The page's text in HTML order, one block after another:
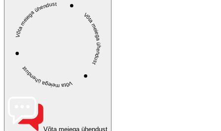
Võta meiega ühendust Võta meiega ühendust
Võta meiega ühendust
Võta meiega ühendust